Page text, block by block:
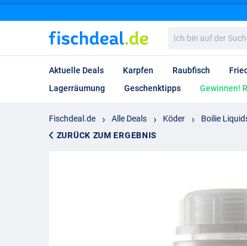
bin
auf
Suche
nach…
Aktuelle Deals Karpfen Raubfisch
Lagerräumung
Geschenktipps Gewinnen!
Fischdeal.de Alle Deals Köder Boilie
ZURÜCK ZUM ERGEBNIS